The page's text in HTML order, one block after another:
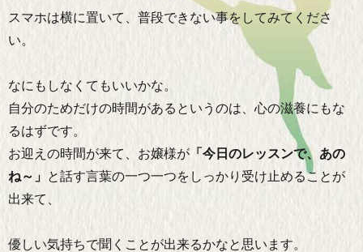
スマホは横に置いて、普段できない事をしてみてくださ
い。
なにもしなくてもいいかな。
自分のためだけの時間があるというのは、心の滋養にもな
るはずです。
お迎えの時間が来て、お嬢様が 「今日のレッスンで、あの
ね～」 と話す言葉の一つ一つをしっかり受け止めることが
出来て、
優しい気持ちで聞くことが出来るかなと思います。